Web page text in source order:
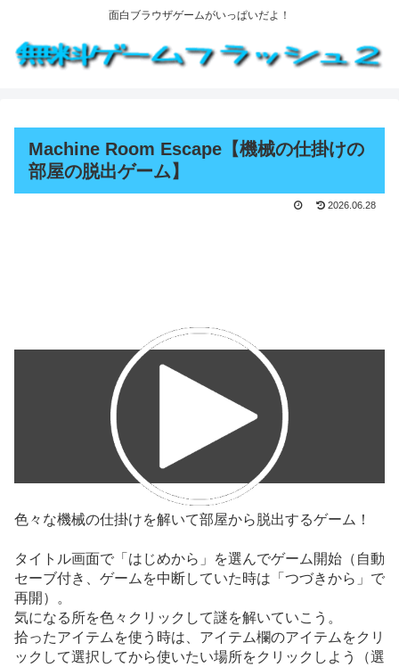
面白ブラウザゲームがいっぱいだよ！
Machine Room Escape【機械の仕掛けの
部屋の脱出ゲーム】
2026.06.28
色々な機械の仕掛けを解いて部屋から脱出するゲーム！
タイトル画面で「はじめから」を選んでゲーム開始（自動
セーブ付き、ゲームを中断していた時は「つづきから」で
再開）。
気になる所を色々クリックして謎を解いていこう。
拾ったアイテムを使う時は、アイテム欄のアイテムをクリ
ックして選択してから使いたい場所をクリックしよう（選